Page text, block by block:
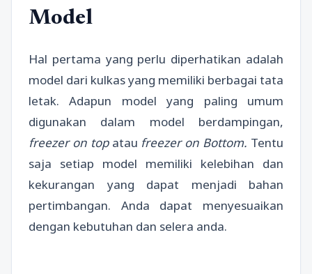
Model
Hal pertama yang perlu diperhatikan adalah
model dari kulkas yang memiliki berbagai tata
letak. Adapun model yang paling umum
digunakan dalam model berdampingan,
freezer on top atau freezer on Bottom. Tentu
saja setiap model memiliki kelebihan dan
kekurangan yang dapat menjadi bahan
pertimbangan. Anda dapat menyesuaikan
dengan kebutuhan dan selera anda.